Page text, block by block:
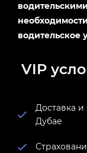
водительское
VIP
Доставка
Дубае